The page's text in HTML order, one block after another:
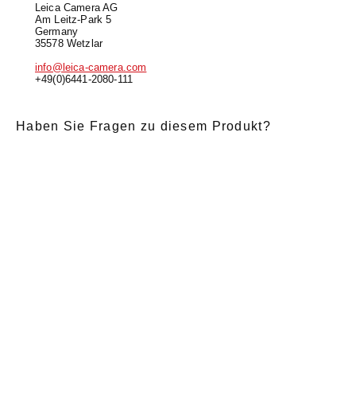
Leica Camera AG
Am Leitz-Park 5
Germany
35578 Wetzlar
info@leica-camera.com
+49(0)6441-2080-111
Haben Sie Fragen zu diesem Produkt?